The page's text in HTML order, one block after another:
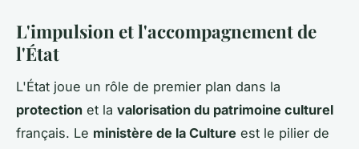
L'impulsion et l'accompagnement de
l'État
L'État joue un rôle de premier plan dans la
protection et la valorisation du patrimoine culturel
français. Le ministère de la Culture est le pilier de